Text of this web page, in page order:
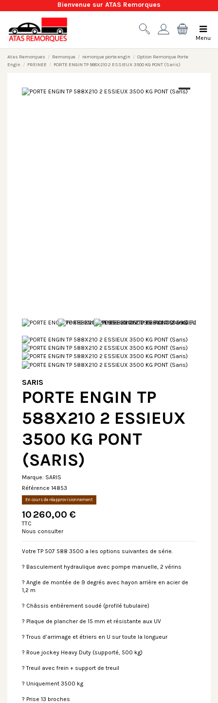
Bienvenue sur ATAS Remorques
Menu
Atas Remorques Remorque remorque porte engin
Option Remorque Porte
Engin
FREINEE PORTE ENGIN TP 588X210 2 ESSIEUX 3500 KG PONT (Saris)
SARIS
PORTE ENGIN TP
588X210 2 ESSIEUX
3500 KG PONT
(SARIS)
Marque: SARIS
Référence 14853
En cours de réapprovisionnement
10 260,00 €
TTC
Nous consulter
Votre TP 507 588 3500 a les options suivantes de série.
? Basculement hydraulique avec pompe manuelle, 2 vérins
? Angle de montée de 9 degrés avec hayon arrière en acier de
1,2 m
? Châssis entièrement soudé (profilé tubulaire)
? Plaque de plancher de 15 mm et résistante aux UV
? Trous d’arrimage et étriers en U sur toute la longueur
? Roue jockey Heavy Duty (supporté, 500 kg)
? Treuil avec frein + support de treuil
? Uniquement 3500 kg
? Prise 13 broches